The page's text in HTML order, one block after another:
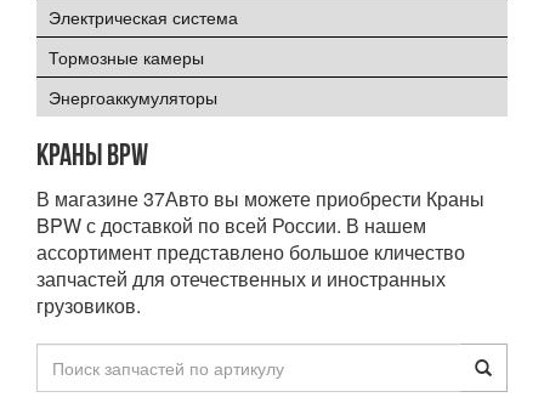
Электрическая система
Тормозные камеры
Энергоаккумуляторы
Краны BPW
В магазине 37Авто вы можете приобрести Краны
BPW с доставкой по всей России. В нашем
ассортимент представлено большое кличество
запчастей для отечественных и иностранных
грузовиков.